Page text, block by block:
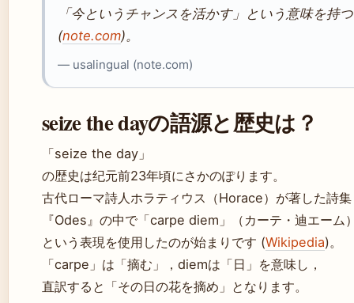
「今というチャンスを活かす」という意味を持つ
(note.com)。
— usalingual (note.com)
seize the dayの語源と歴史は？
「seize the day」
の歴史は纪元前23年頃にさかのぽります。
古代ローマ詩人ホラティウス（Horace）が著した詩集
『Odes』の中で「carpe diem」（カーテ・迪エーム
という表現を使用したのが始まりです (Wikipedia)。
「carpe」は「摘む」，diemは「日」を意味し，
直訳すると「その日の花を摘め」となります。